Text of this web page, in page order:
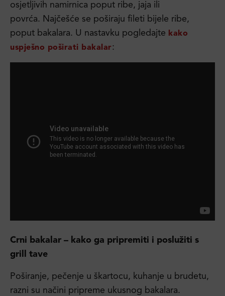
osjetljivih namirnica poput ribe, jaja ili
povrća. Najčešće se poširaju fileti bijele ribe,
poput bakalara. U nastavku pogledajte kako
uspješno poširati bakalar:
Crni bakalar – kako ga pripremiti i poslužiti s
grill tave
Poširanje, pečenje u škartocu, kuhanje u brudetu,
razni su načini pripreme ukusnog bakalara.